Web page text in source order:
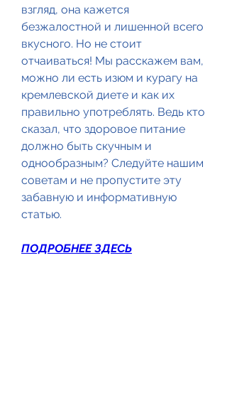
взгляд, она кажется
безжалостной и лишенной всего
вкусного. Но не стоит
отчаиваться! Мы расскажем вам,
можно ли есть изюм и курагу на
кремлевской диете и как их
правильно употреблять. Ведь кто
сказал, что здоровое питание
должно быть скучным и
однообразным? Следуйте нашим
советам и не пропустите эту
забавную и информативную
статью.
ПОДРОБНЕЕ ЗДЕСЬ